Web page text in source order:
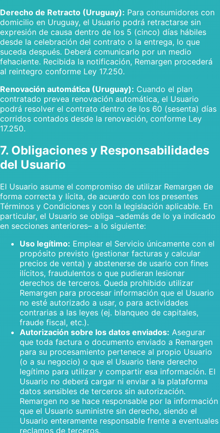
Derecho de Retracto (Uruguay): Para consumidores con
domicilio en Uruguay, el Usuario podrá retractarse sin
expresión de causa dentro de los 5 (cinco) días hábiles
desde la celebración del contrato o la entrega, lo que
suceda después. Deberá comunicarlo por un medio
fehaciente. Recibida la notificación, Remargen procederá
al reintegro conforme Ley 17.250.
Renovación automática (Uruguay): Cuando el plan
contratado prevea renovación automática, el Usuario
podrá resolver el contrato dentro de los 60 (sesenta) días
corridos contados desde la renovación, conforme Ley
17.250.
7. Obligaciones y Responsabilidades
del Usuario
El Usuario asume el compromiso de utilizar Remargen de
forma correcta y lícita, de acuerdo con los presentes
Términos y Condiciones y con la legislación aplicable. En
particular, el Usuario se obliga –además de lo ya indicado
en secciones anteriores– a lo siguiente:
Uso legítimo: Emplear el Servicio únicamente con el
propósito previsto (gestionar facturas y calcular
precios de venta) y abstenerse de usarlo con fines
ilícitos, fraudulentos o que pudieran lesionar
derechos de terceros. Queda prohibido utilizar
Remargen para procesar información que el Usuario
no esté autorizado a usar, o para actividades
contrarias a las leyes (ej. blanqueo de capitales,
fraude fiscal, etc.).
Autorización sobre los datos enviados: Asegurar
que toda factura o documento enviado a Remargen
para su procesamiento pertenece al propio Usuario
(o a su negocio) o que el Usuario tiene derecho
legítimo para utilizar y compartir esa información. El
Usuario no deberá cargar ni enviar a la plataforma
datos sensibles de terceros sin autorización.
Remargen no se hace responsable por la información
que el Usuario suministre sin derecho, siendo el
Usuario enteramente responsable frente a eventuales
reclamos de terceros.